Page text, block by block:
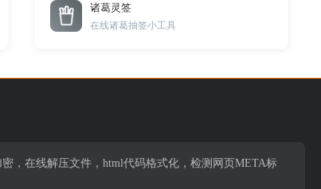
诸葛灵签
在线诸葛抽签小工具
，在线解压文件，html代码格式化，检测网页META标